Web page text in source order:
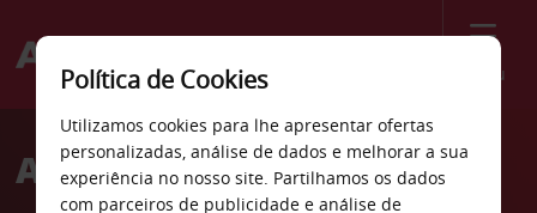
Menu
Welcome
AvisAluguer de carros Lage
Política de Cookies
Utilizamos cookies para lhe apresentar ofertas
personalizadas, análise de dados e melhorar a sua
experiência no nosso site. Partilhamos os dados
com parceiros de publicidade e análise de